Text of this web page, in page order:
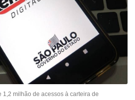
1,2 milhão de acessos à carteira de